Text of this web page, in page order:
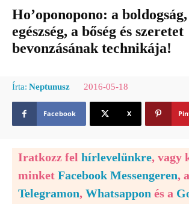
Ho’oponopono: a
egészség, a bőség és szeretet
bevonzásának technikája!
Írta: Neptunusz 2016-05-18
Facebook X
Iratkozz fel hírlevelünkre, vagy
minket Facebook Messengeren, a
Telegramon, Whatsappon és a